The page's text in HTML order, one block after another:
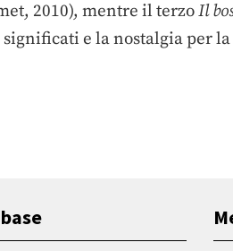
2010), mentre il terzoIl
e la nostalgia per